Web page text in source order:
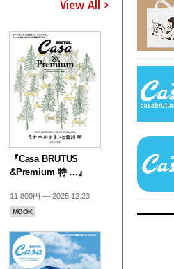
View All
『Casa BRUTUS
&Premium 特 …』
11,800円 — 2025.12.23
MOOK